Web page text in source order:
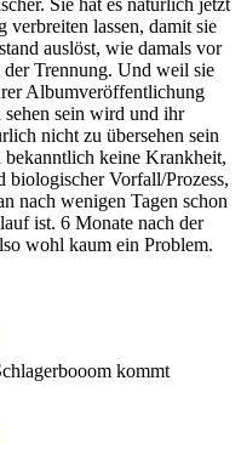
verbreiten lassen, damit sie
auslöst, wie damals vor
Trennung. Und weil sie
Albumveröffentlichung
sehen sein wird und ihr
nicht zu übersehen sein
keine Krankheit,
biologischer Vorfall/Prozess,
nach wenigen Tagen schon
ist. 6 Monate nach der
wohl kaum ein Problem.
kommt